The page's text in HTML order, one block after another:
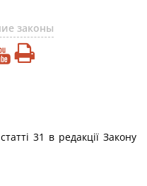
законы
31 в редакції Закону